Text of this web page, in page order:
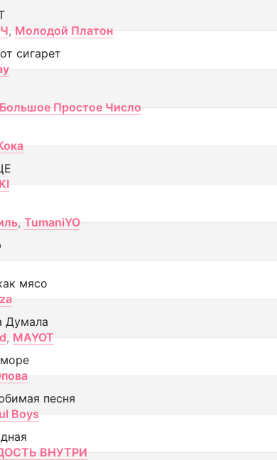
, Молодой Платон
сигарет
Простое Число
, TumaniYO
мясо
Думала
, MAYOT
песня
Boys
ВНУТРИ